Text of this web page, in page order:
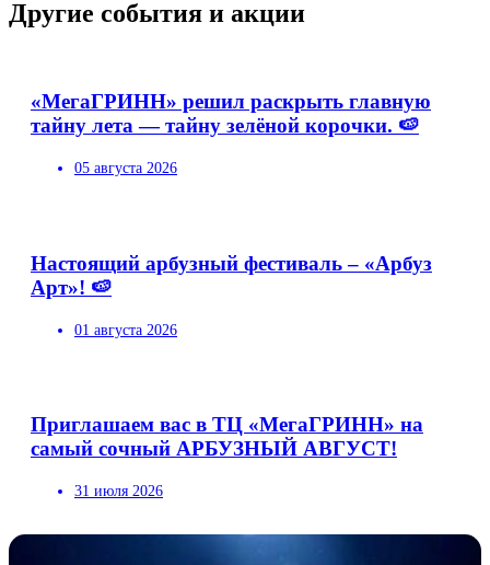
Другие события и акции
«МегаГРИНН» решил раскрыть главную
тайну лета — тайну зелёной корочки. 🍉
05 августа 2026
Настоящий арбузный фестиваль – «Арбуз
Арт»! 🍉
01 августа 2026
Приглашаем вас в ТЦ «МегаГРИНН» на
самый сочный АРБУЗНЫЙ АВГУСТ!
31 июля 2026